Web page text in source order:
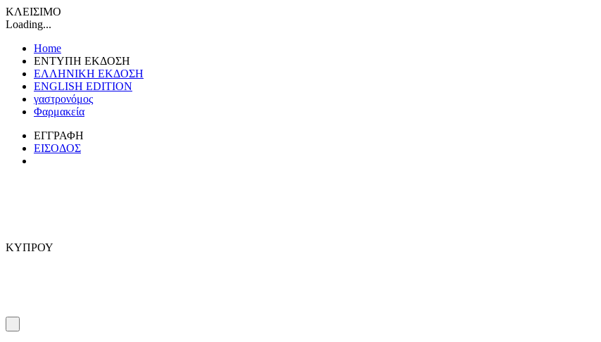
ΚΛΕΙΣΙΜΟ
Loading...
Home
ΕΝΤΥΠΗ ΕΚΔΟΣΗ
ΕΛΛΗΝΙΚΗ ΕΚΔΟΣΗ
ENGLISH EDITION
γαστρονόμος
Φαρμακεία
ΕΓΓΡΑΦΗ
ΕΙΣΟΔΟΣ
ΚΥΠΡΟΥ